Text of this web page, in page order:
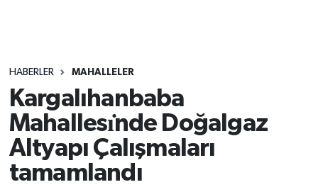
HABERLER MAHALLELER
Kargalıhanbaba
Mahallesı̇nde Doğalgaz
Altyapı Çalışmaları
tamamlandı
Süper Lig Puan Durumu ve Fikstür
Tüm Manşetler
Son Dakika Haberleri
Haber Arşivi